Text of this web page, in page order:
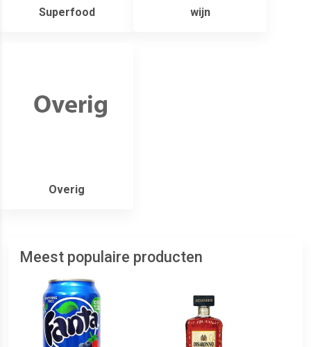
Superfood wijn
Overig
Meest populaire producten